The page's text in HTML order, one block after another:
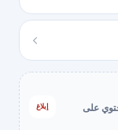
على
إبلاغ